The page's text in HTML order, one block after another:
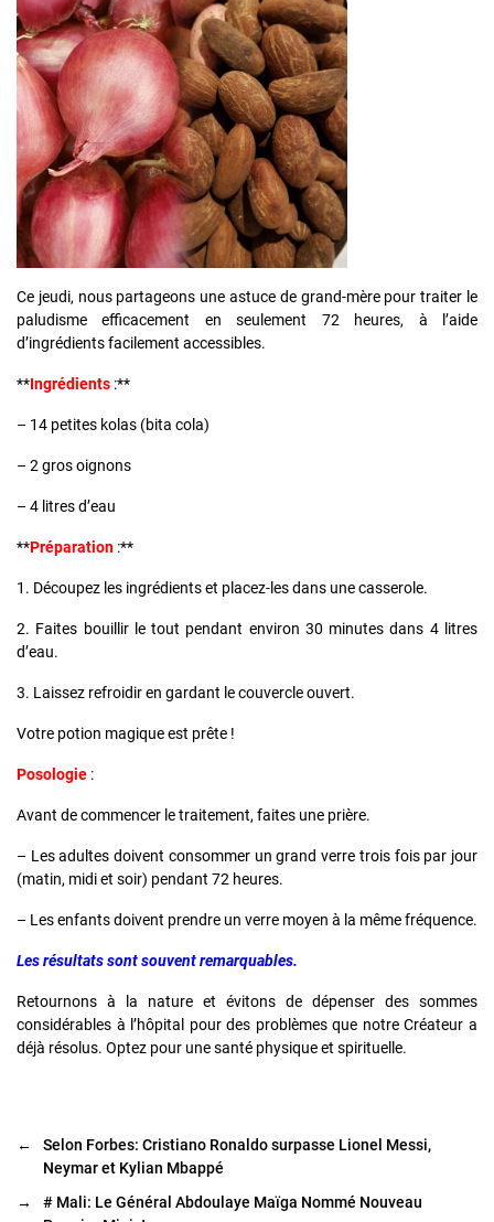
Ce jeudi, nous partageons une astuce de grand-mère pour traiter le
paludisme efficacement en seulement 72 heures, à l’aide
d’ingrédients facilement accessibles.
**Ingrédients :**
– 14 petites kolas (bita cola)
– 2 gros oignons
– 4 litres d’eau
**Préparation :**
1. Découpez les ingrédients et placez-les dans une casserole.
2. Faites bouillir le tout pendant environ 30 minutes dans 4 litres
d’eau.
3. Laissez refroidir en gardant le couvercle ouvert.
Votre potion magique est prête !
Posologie :
Avant de commencer le traitement, faites une prière.
– Les adultes doivent consommer un grand verre trois fois par jour
(matin, midi et soir) pendant 72 heures.
– Les enfants doivent prendre un verre moyen à la même fréquence.
Les résultats sont souvent remarquables.
Retournons à la nature et évitons de dépenser des sommes
considérables à l’hôpital pour des problèmes que notre Créateur a
déjà résolus. Optez pour une santé physique et spirituelle.
←
Selon Forbes: Cristiano Ronaldo surpasse Lionel Messi,
Neymar et Kylian Mbappé
→
# Mali: Le Général Abdoulaye Maïga Nommé Nouveau